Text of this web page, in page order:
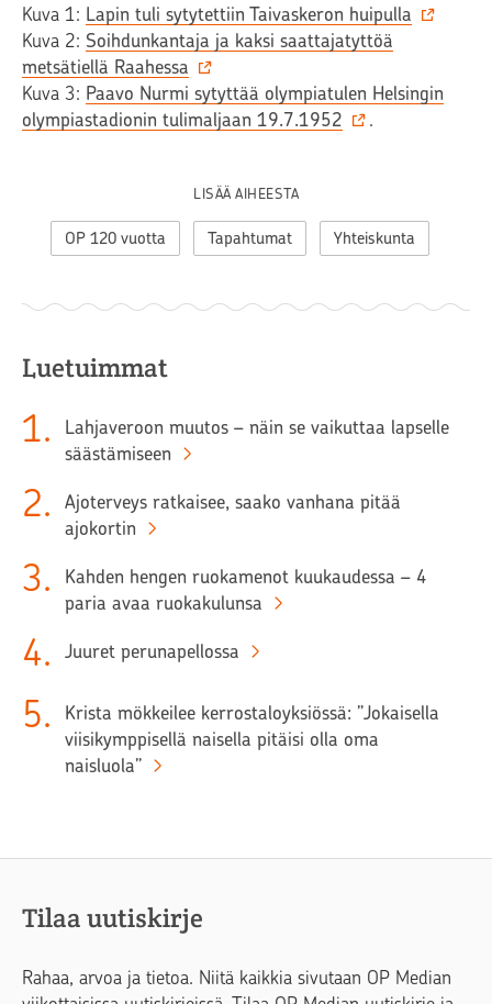
Kuva 1: Lapin tuli sytytettiin Taivaskeron huipulla
Kuva 2: Soihdunkantaja ja kaksi saattajatyttöä
metsätiellä Raahessa
Kuva 3: Paavo Nurmi sytyttää olympiatulen Helsingin
olympiastadionin tulimaljaan 19.7.1952
.
LISÄÄ AIHEESTA
OP 120 vuotta Tapahtumat Yhteiskunta
Luetuimmat
1.
Lahjaveroon muutos – näin se vaikuttaa lapselle
säästämiseen
2.
Ajoterveys ratkaisee, saako vanhana pitää
ajokortin
3.
Kahden hengen ruokamenot kuukaudessa – 4
paria avaa ruokakulunsa
4. Juuret perunapellossa
5.
Krista mökkeilee kerrostaloyksiössä: ”Jokaisella
viisikymppisellä naisella pitäisi olla oma
naisluola”
Tilaa uutiskirje
Rahaa, arvoa ja tietoa. Niitä kaikkia sivutaan OP Median